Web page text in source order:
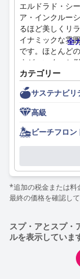
エルドラド・シ
ア・インクルー
るほど美しくリ
イナミックな雰
です。ほとんど
すが、いくつか
は、飛び込み用
わっており、非
って手入れされ
もしれません。
提供し、滞在を
晴らしいカバナ
が、一部のエリ
ョンは素晴らし
す。全体的に、
晴らしい体験を
全
カテゴリー
サステナビリ
高級
ビーチフロン
*追加の税金または料
最終の価格を確認して
スプ・アとスプ・
ルを表示していま